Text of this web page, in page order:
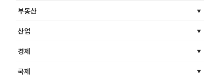
부동산
산업
경제
국제